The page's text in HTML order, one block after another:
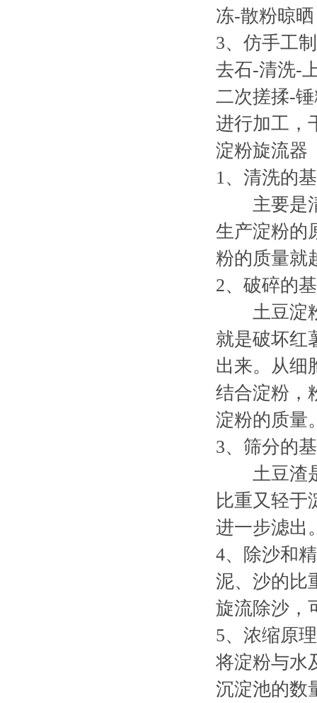
冻-散粉晾
3、仿手工
去石-清洗-
二次搓揉-
进行加工，
淀粉旋流器
1、清洗的
主要是清
生产淀粉的
粉的质量就
2、破碎的
土豆淀粉
就是破坏红
出来。从细
结合淀粉，
淀粉的质量
3、筛分的
土豆渣是
比重又轻于
进一步滤出
4、除沙和
泥、沙的比
旋流除沙，
5、浓缩原理
将淀粉与水
沉淀池的数